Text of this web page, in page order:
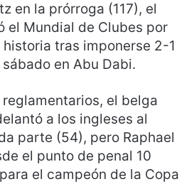
en la prórroga (117), el
el Mundial de Clubes por
tras imponerse 2-1
en Abu Dabi.
el belga
a los ingleses al
parte (54), pero Raphael
el punto de penal 10
el campeón de la Copa